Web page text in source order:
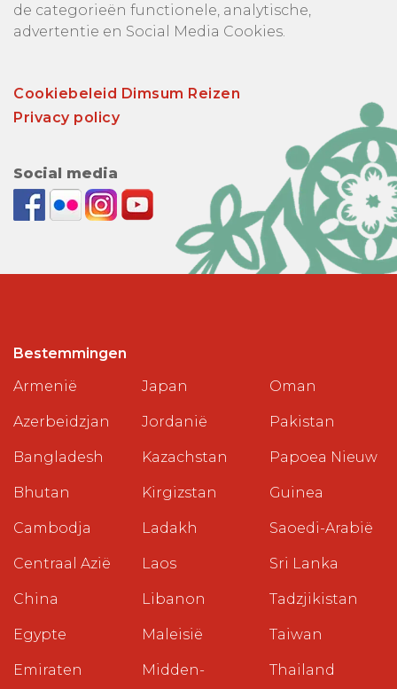
de categorieën functionele, analytische,
advertentie en Social Media Cookies.
Cookiebeleid Dimsum Reizen
Privacy policy
Social media
Bestemmingen
Armenië
Azerbeidzjan
Bangladesh
Bhutan
Cambodja
Centraal Azië
China
Egypte
Emiraten
Japan
Jordanië
Kazachstan
Kirgizstan
Ladakh
Laos
Libanon
Maleisië
Midden-
Oman
Pakistan
Papoea Nieuw
Guinea
Saoedi-Arabië
Sri Lanka
Tadzjikistan
Taiwan
Thailand